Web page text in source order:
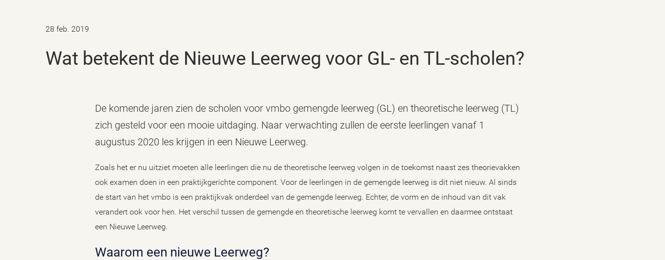
28 feb. 2019
Wat betekent de Nieuwe Leerweg voor GL- en TL-scholen?
De komende jaren zien de scholen voor vmbo gemengde leerweg (GL) en theoretische leerweg (TL)
zich gesteld voor een mooie uitdaging. Naar verwachting zullen de eerste leerlingen vanaf 1
augustus 2020 les krijgen in een Nieuwe Leerweg.
Zoals het er nu uitziet moeten alle leerlingen die nu de theoretische leerweg volgen in de toekomst naast zes theorievakken
ook examen doen in een praktijkgerichte component. Voor de leerlingen in de gemengde leerweg is dit niet nieuw. Al sinds
de start van het vmbo is een praktijkvak onderdeel van de gemengde leerweg. Echter, de vorm en de inhoud van dit vak
verandert ook voor hen. Het verschil tussen de gemengde en theoretische leerweg komt te vervallen en daarmee ontstaat
een Nieuwe Leerweg.
Waarom een nieuwe Leerweg?